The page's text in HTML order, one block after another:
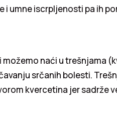
umne iscrpljenosti pa ih
naći u trešnjama
srčanih bolesti.
kvercetina jer sadrže